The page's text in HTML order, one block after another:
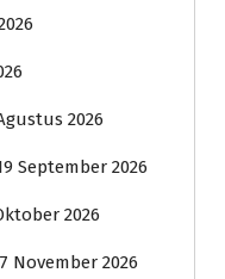
2026
September 2026
2026
November 2026